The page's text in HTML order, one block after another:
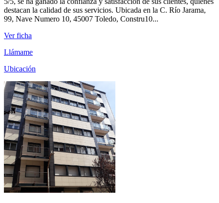
destacan la calidad de sus servicios. Ubicada en la C. Río Jarama,
99, Nave Numero 10, 45007 Toledo, Constru10...
Ver ficha
Llámame
Ubicación